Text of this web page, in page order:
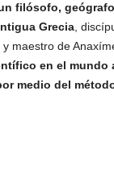
filósofo,
Grecia ,
y maestro de
en el mundo
medio del